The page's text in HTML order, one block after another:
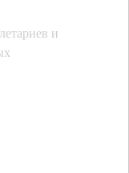
и